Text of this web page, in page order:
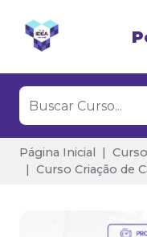
Página Inicial
Curso Criação de